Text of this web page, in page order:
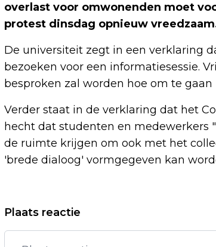
overlast voor omwonenden moet
protest dinsdag opnieuw
De universiteit zegt in een verklaring
bezoeken voor een informatiesessie.
besproken zal worden hoe om te
Verder staat in de verklaring dat het
hecht dat studenten en medewerkers
de ruimte krijgen om ook met het
'brede dialoog' vormgegeven kan
Vorig artikel
ONLINEBANK BUNQ GAAT OOK
Plaats reactie